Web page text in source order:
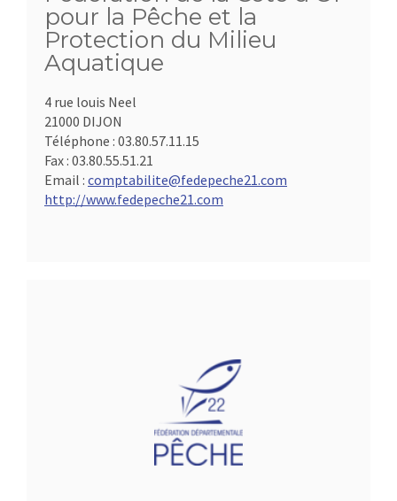
pour la Pêche et la
Protection du Milieu
Aquatique
4 rue louis Neel
21000 DIJON
Téléphone : 03.80.57.11.15
Fax : 03.80.55.51.21
Email : comptabilite@fedepeche21.com
http://www.fedepeche21.com